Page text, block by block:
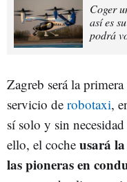
Coger
así es
podrá
Zagreb será la
servicio de robotaxi,
sí solo y sin
ello, el coche usará
las pioneras en